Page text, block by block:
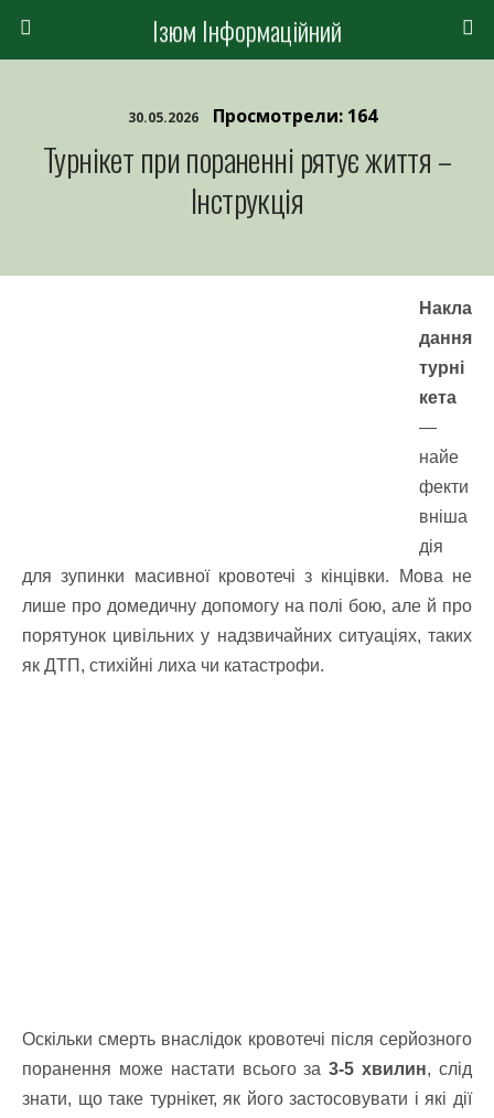
Ізюм Інформаційний
30.05.2026 Просмотрели: 164
Турнікет при пораненні рятує життя –
Інструкція
Накла
дання
турні
кета
—
найе
фекти
вніша
дія
для зупинки масивної кровотечі з кінцівки. Мова не
лише про домедичну допомогу на полі бою, але й про
порятунок цивільних у надзвичайних ситуаціях, таких
як ДТП, стихійні лиха чи катастрофи.
Оскільки смерть внаслідок кровотечі після серйозного
поранення може настати всього за3-5 хвилин, слід
знати, що таке турнікет, як його застосовувати і які дії